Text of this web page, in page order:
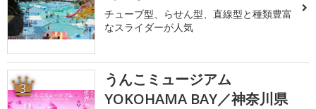
チューブ型、らせん型、直線型と種類豊富
なスライダーが人気
3
うんこミュージアム
YOKOHAMA BAY／神奈川県